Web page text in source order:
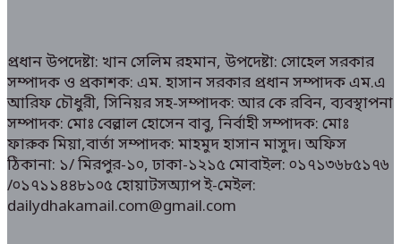
প্রধান উপদেষ্টা: খান সেলিম রহমান, উপদেষ্টা: সোহেল সরকার
সম্পাদক ও প্রকাশক: এম. হাসান সরকার প্রধান সম্পাদক এম.এ
আরিফ চৌধুরী, সিনিয়র সহ-সম্পাদক: আর কে রবিন, ব্যবস্থাপনা
সম্পাদক: মোঃ বেল্লাল হোসেন বাবু, নির্বাহী সম্পাদক: মোঃ
ফারুক মিয়া,বার্তা সম্পাদক: মাহমুদ হাসান মাসুদ। অফিস
ঠিকানা: ১/ মিরপুর-১০, ঢাকা-১২১৫ মোবাইল: ০১৭১৩৬৮৫১৭৬
/০১৭১১৪৪৮১০৫ হোয়াটসঅ্যাপ ই-মেইল:
dailydhakamail.com@gmail.com